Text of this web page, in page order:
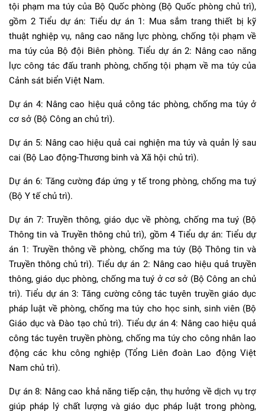
tội phạm ma túy của Bộ Quốc phòng (Bộ Quốc phòng chủ trì),
gồm 2 Tiểu dự án: Tiểu dự án 1: Mua sắm trang thiết bị kỹ
thuật nghiệp vụ, nâng cao năng lực phòng, chống tội phạm về
ma túy của Bộ đội Biên phòng. Tiểu dự án 2: Nâng cao năng
lực công tác đấu tranh phòng, chống tội phạm về ma túy của
Cảnh sát biển Việt Nam.
Dự án 4: Nâng cao hiệu quả công tác phòng, chống ma túy ở
cơ sở (Bộ Công an chủ trì).
Dự án 5: Nâng cao hiệu quả cai nghiện ma túy và quản lý sau
cai (Bộ Lao động-Thương binh và Xã hội chủ trì).
Dự án 6: Tăng cường đáp ứng y tế trong phòng, chống ma tuý
(Bộ Y tế chủ trì).
Dự án 7: Truyền thông, giáo dục về phòng, chống ma tuý (Bộ
Thông tin và Truyền thông chủ trì), gồm 4 Tiểu dự án: Tiểu dự
án 1: Truyền thông về phòng, chống ma túy (Bộ Thông tin và
Truyền thông chủ trì). Tiểu dự án 2: Nâng cao hiệu quả truyền
thông, giáo dục phòng, chống ma tuý ở cơ sở (Bộ Công an chủ
trì). Tiểu dự án 3: Tăng cường công tác tuyên truyền giáo dục
pháp luật về phòng, chống ma túy cho học sinh, sinh viên (Bộ
Giáo dục và Đào tạo chủ trì). Tiểu dự án 4: Nâng cao hiệu quả
công tác tuyên truyền phòng, chống ma túy cho công nhân lao
động các khu công nghiệp (Tổng Liên đoàn Lao động Việt
Nam chủ trì).
Dự án 8: Nâng cao khả năng tiếp cận, thụ hưởng về dịch vụ trợ
giúp pháp lý chất lượng và giáo dục pháp luật trong phòng,